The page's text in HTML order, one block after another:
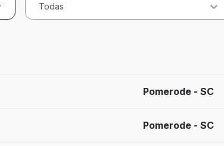
Todas
Pomerode - SC
Pomerode - SC